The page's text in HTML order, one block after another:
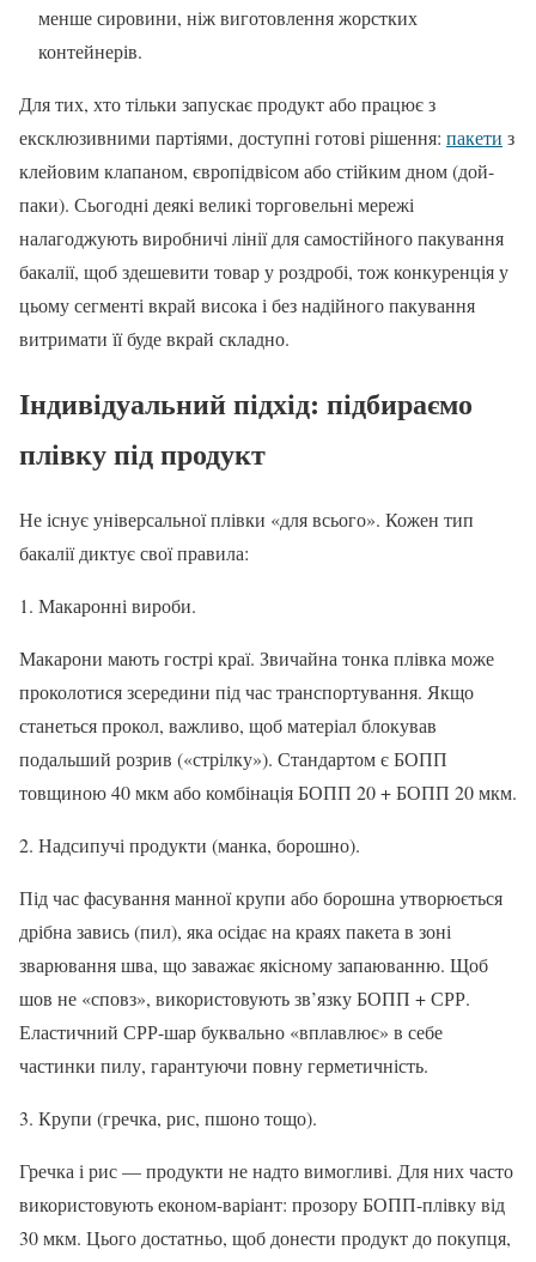
менше сировини, ніж виготовлення жорстких
контейнерів.
Для тих, хто тільки запускає продукт або працює з
ексклюзивними партіями, доступні готові рішення: пакети з
клейовим клапаном, європідвісом або стійким дном (дой-
паки). Сьогодні деякі великі торговельні мережі
налагоджують виробничі лінії для самостійного пакування
бакалії, щоб здешевити товар у роздробі, тож конкуренція у
цьому сегменті вкрай висока і без надійного пакування
витримати її буде вкрай складно.
Індивідуальний підхід: підбираємо
плівку під продукт
Не існує універсальної плівки «для всього». Кожен тип
бакалії диктує свої правила:
1. Макаронні вироби.
Макарони мають гострі краї. Звичайна тонка плівка може
проколотися зсередини під час транспортування. Якщо
станеться прокол, важливо, щоб матеріал блокував
подальший розрив («стрілку»). Стандартом є БОПП
товщиною 40 мкм або комбінація БОПП 20 + БОПП 20 мкм.
2. Надсипучі продукти (манка, борошно).
Під час фасування манної крупи або борошна утворюється
дрібна завись (пил), яка осідає на краях пакета в зоні
зварювання шва, що заважає якісному запаюванню. Щоб
шов не «сповз», використовують зв’язку БОПП + СРР.
Еластичний СРР-шар буквально «вплавлює» в себе
частинки пилу, гарантуючи повну герметичність.
3. Крупи (гречка, рис, пшоно тощо).
Гречка і рис — продукти не надто вимогливі. Для них часто
використовують економ-варіант: прозору БОПП-плівку від
30 мкм. Цього достатньо, щоб донести продукт до покупця,